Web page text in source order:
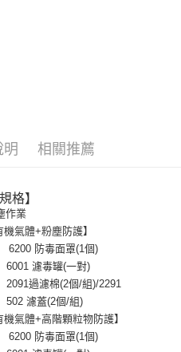
明 相關推薦
格】
作業
機氣體+粉塵防護】
防毒面罩(1個)
濾毒罐(一對)
過濾棉(2個/組)/2291
濾蓋(2個/組)
機氣體+高階顆粒物防護】
防毒面罩(1個)